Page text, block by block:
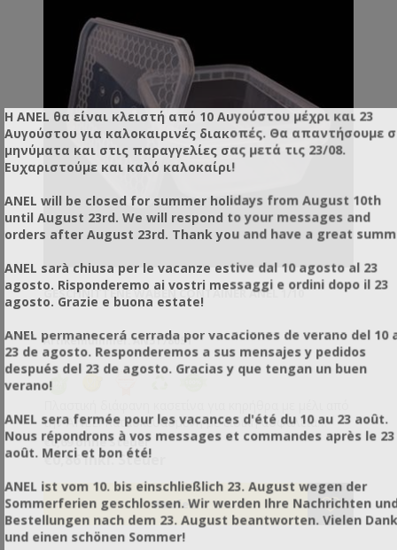
GESCHNITTENE WABEN CONTAINER ANEL 1/10
Artikelnummer: AN51780ST
την ANEL. Κατασκευασμένη με ειδική ασφάλεια
διάρρηξης που εγγυάται στον πελάτη την αγνότητα
του προϊόντος. Χωράει το 1/10 της κηρήθρας των
υπάρχει η δυνατότητα ειδικής παραγγελίας με
τυπωμένη την επωνυμία σας στο καπάκι.
Κατασκευασμένη από πλαστικό κατάλληλο για
τρόφιμα.
€0,69 ohne Steuer
€0,86 inkl. Steuer
Η ANEL θα είναι κλειστή από 10 Αυγούστου μέχρι και 23
Αυγούστου για καλοκαιρινές διακοπές. Θα απαντήσουμε
μηνύματα και στις παραγγελίες σας μετά τις 23/08.
Ευχαριστούμε και καλό καλοκαίρι!
ANEL will be closed for summer holidays from August 10th
until August 23rd. We will respond to your messages and
orders after August 23rd. Thank you and have a great
ANEL sarà chiusa per le vacanze estive dal 10 agosto al 23
agosto. Risponderemo ai vostri messaggi e ordini dopo il 23
agosto. Grazie e buona estate!
ANEL permanecerá cerrada por vacaciones de verano del 10
23 de agosto. Responderemos a sus mensajes y pedidos
después del 23 de agosto. Gracias y que tengan un buen
verano!
ANEL sera fermée pour les vacances d'été du 10 au 23 août.
Nous répondrons à vos messages et commandes après le 23
août. Merci et bon été!
ANEL ist vom 10. bis einschließlich 23. August wegen der
Sommerferien geschlossen. Wir werden Ihre Nachrichten
Bestellungen nach dem 23. August beantworten. Vielen Dank
und einen schönen Sommer!